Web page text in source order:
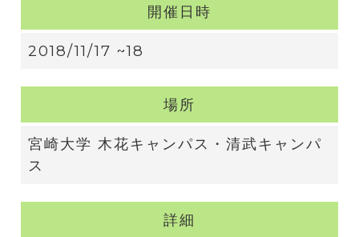
開催日時
2018/11/17 ~18
場所
宮崎大学 木花キャンパス・清武キャンパ
ス
詳細